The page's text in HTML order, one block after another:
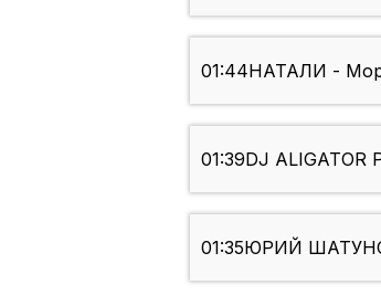
01:44НАТАЛИ -
01:39DJ ALIGATOR
01:35ЮРИЙ